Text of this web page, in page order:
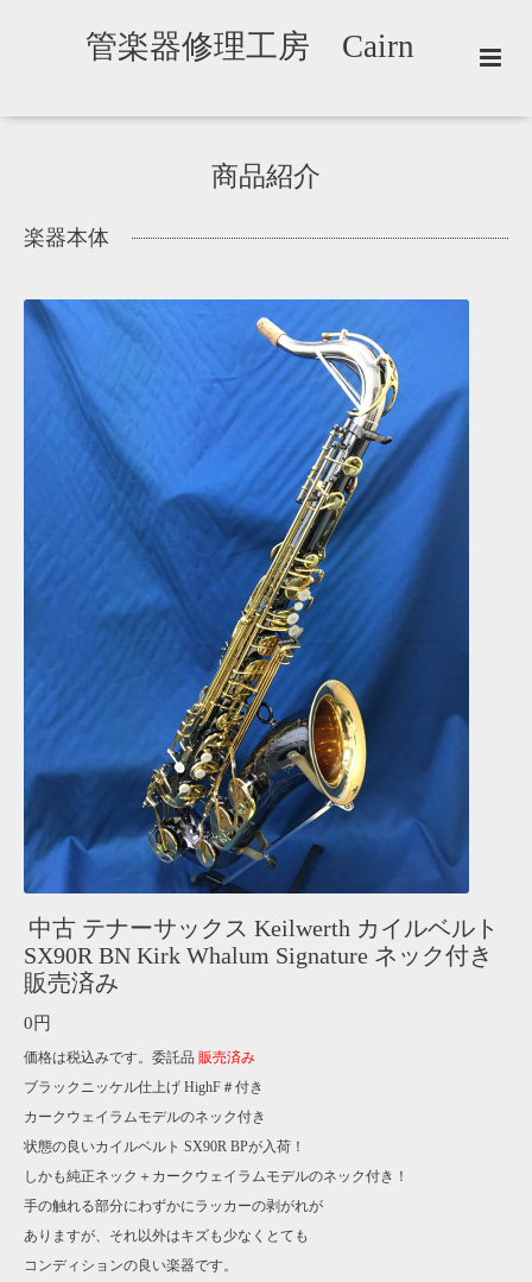
管楽器修理工房 Cairn
商品紹介
楽器本体
中古 テナーサックス Keilwerth カイルベルト
SX90R BN Kirk Whalum Signature ネック付き
販売済み
0円
価格は税込みです。委託品 販売済み
ブラックニッケル仕上げ HighF＃付き
カークウェイラムモデルのネック付き
状態の良いカイルベルト SX90R BPが入荷！
しかも純正ネック＋カークウェイラムモデルのネック付き！
手の触れる部分にわずかにラッカーの剥がれが
ありますが、それ以外はキズも少なくとても
コンディションの良い楽器です。